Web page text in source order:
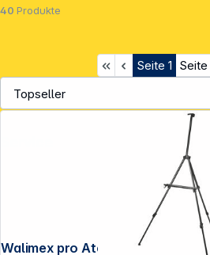
40 Produkte
Seite 1 Seite